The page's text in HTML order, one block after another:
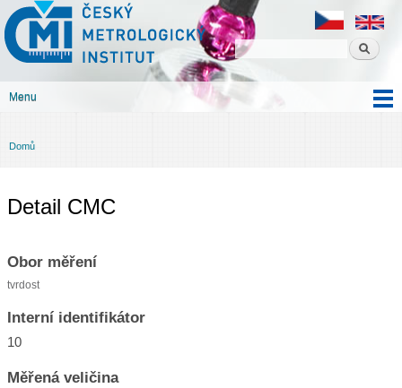
obsahu
Český
metrologický
institut
Menu
Jste zde
Domů
Detail CMC
Obor měření
tvrdost
Interní identifikátor
10
Měřená veličina